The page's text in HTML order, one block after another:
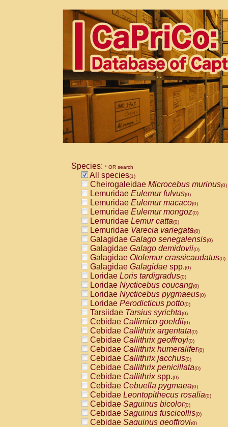
Species: * OR search
All species(1)
Cheirogaleidae Microcebus murinus(0)
Lemuridae Eulemur fulvus(0)
Lemuridae Eulemur macaco(0)
Lemuridae Eulemur mongoz(0)
Lemuridae Lemur catta(0)
Lemuridae Varecia variegata(0)
Galagidae Galago senegalensis(0)
Galagidae Galago demidovii(0)
Galagidae Otolemur crassicaudatus(0)
Galagidae Galagidae spp.(0)
Loridae Loris tardigradus(0)
Loridae Nycticebus coucang(0)
Loridae Nycticebus pygmaeus(0)
Loridae Perodicticus potto(0)
Tarsiidae Tarsius syrichta(0)
Cebidae Callimico goeldii(0)
Cebidae Callithrix argentata(0)
Cebidae Callithrix geoffroyi(0)
Cebidae Callithrix humeralifer(0)
Cebidae Callithrix jacchus(0)
Cebidae Callithrix penicillata(0)
Cebidae Callithrixspp.(0)
Cebidae Cebuella pygmaea(0)
Cebidae Leontopithecus rosalia(0)
Cebidae Saguinus bicolor(0)
Cebidae Saguinus fuscicollis(0)
Cebidae Saguinus geoffroyi(0)